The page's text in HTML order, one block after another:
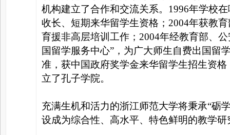
机构建立了合作和交流关系。1996年学校
收长、短期来华留学生资格；2004年获教
育援非高层培训工作；2004年经教育部、
国留学服务中心”，为广大师生自费出国留
准，获中国政府奖学金来华留学生招生资
立了孔子学院。
充满生机和活力的浙江师范大学将秉承“砺
设成为综合性、高水平、特色鲜明的教学